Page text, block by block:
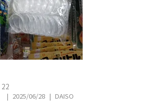
22
| 2025/06/28 | DAISO